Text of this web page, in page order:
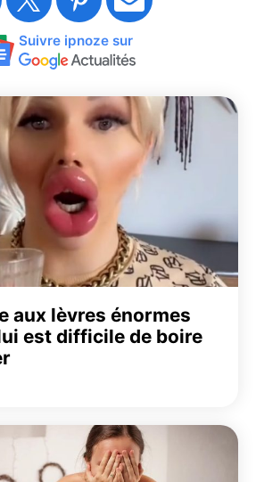
Suivre ipnoze sur
aux lèvres énormes
est difficile de boire